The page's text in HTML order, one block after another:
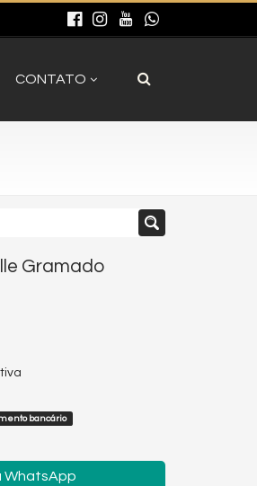
CONTATO
Gramado
bancário
WhatsApp